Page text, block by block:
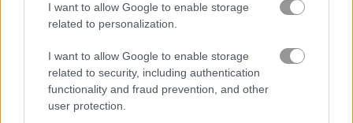
I want to allow Google to enable storage
related to personalization.
I want to allow Google to enable storage
related to security, including authentication
functionality and fraud prevention, and other
user protection.